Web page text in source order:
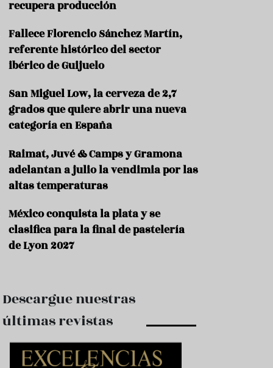
o
n
e
s
r
a
n
F
n
recupera producción
Fallece Florencio Sánchez Martín,
referente histórico del sector
ibérico de Guijuelo
San Miguel Low, la cerveza de 2,7
grados que quiere abrir una nueva
categoría en España
Raimat, Juvé & Camps y Gramona
adelantan a julio la vendimia por las
altas temperaturas
México conquista la plata y se
clasifica para la final de pastelería
de Lyon 2027
Descargue nuestras
últimas revistas